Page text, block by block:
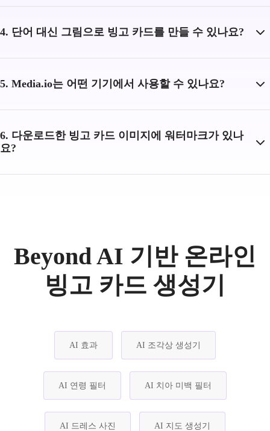
4. 단어 대신 그림으로 빙고 카드를 만들 수 있나요?
5. Media.io는 어떤 기기에서 사용할 수 있나요?
6. 다운로드한 빙고 카드 이미지에 워터마크가 있나
요?
Beyond AI 기반 온라인
빙고 카드 생성기
AI 효과 AI 조각상 생성기
AI 연령 필터 AI 치아 미백 필터
AI 드레스 사진 AI 지도 생성기